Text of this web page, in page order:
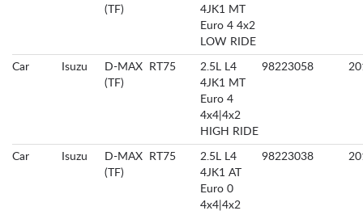
(TF)
4JK1 MT
Euro 4 4x2
LOW RIDE
Car Isuzu
D-MAX
(TF)
RT75
2.5L L4
4JK1 MT
Euro 4
4x4|4x2
HIGH RIDE
98223058
Car Isuzu
D-MAX
(TF)
RT75
2.5L L4
4JK1 AT
Euro 0
4x4|4x2
98223038